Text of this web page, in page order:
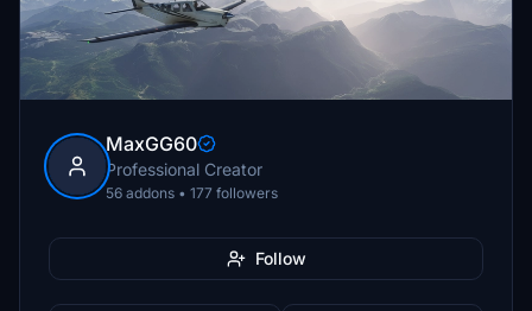
MaxGG60
Professional Creator
56 addons • 177 followers
Follow